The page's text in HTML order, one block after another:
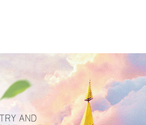
最新动态